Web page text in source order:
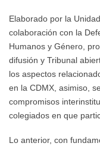
Elaborado por la
colaboración con la
Humanos y Género,
difusión y Tribunal
los aspectos
en la CDMX, asimiso,
compromisos
colegiados en que
Lo anterior, con